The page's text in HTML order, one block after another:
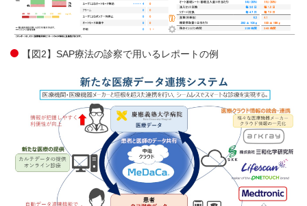
【図2】SAP療法の診察で用いるレポートの例